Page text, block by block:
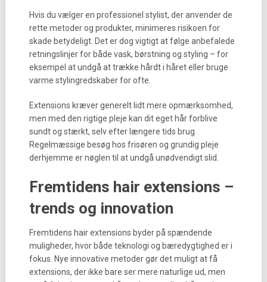
Hvis du vælger en professionel stylist, der anvender de
rette metoder og produkter, minimeres risikoen for
skade betydeligt. Det er dog vigtigt at følge anbefalede
retningslinjer for både vask, børstning og styling – for
eksempel at undgå at trække hårdt i håret eller bruge
varme stylingredskaber for ofte.
Extensions kræver generelt lidt mere opmærksomhed,
men med den rigtige pleje kan dit eget hår forblive
sundt og stærkt, selv efter længere tids brug.
Regelmæssige besøg hos frisøren og grundig pleje
derhjemme er nøglen til at undgå unødvendigt slid.
Fremtidens hair extensions –
trends og innovation
Fremtidens hair extensions byder på spændende
muligheder, hvor både teknologi og bæredygtighed er i
fokus. Nye innovative metoder gør det muligt at få
extensions, der ikke bare ser mere naturlige ud, men